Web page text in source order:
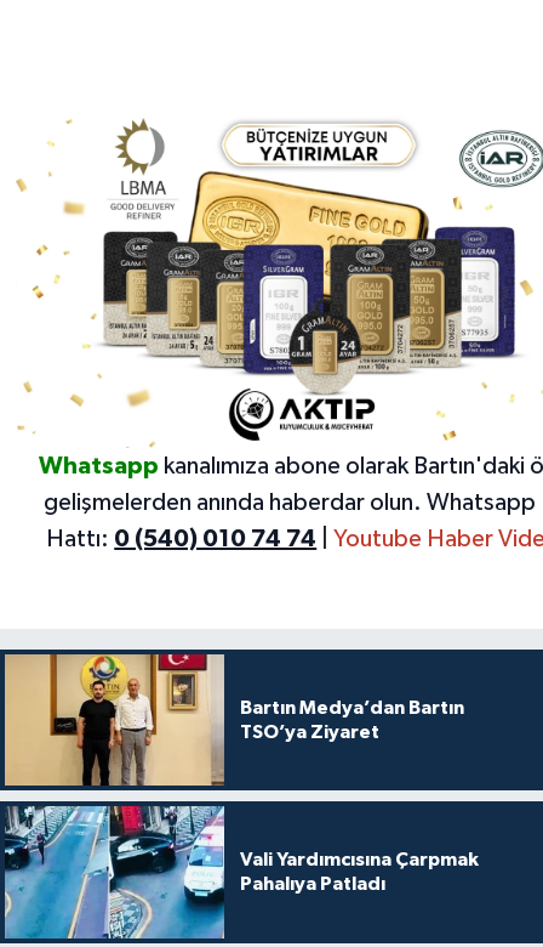
Whatsapp kanalımıza abone olarak Bartın'daki
gelişmelerden anında haberdar olun. Whatsapp
Hattı: 0 (540) 010 74 74 Youtube Haber
Bartın Medya’dan Bartın
TSO’ya Ziyaret
Vali Yardımcısına Çarpmak
Pahalıya Patladı